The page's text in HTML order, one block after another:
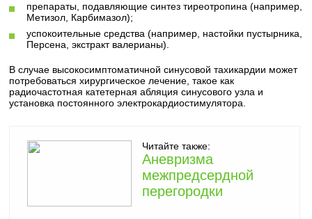
препараты, подавляющие синтез тиреотропина (например,
Метизол, Карбимазол);
успокоительные средства (например, настойки пустырника,
Персена, экстракт валерианы).
В случае высокосимптоматичной синусовой тахикардии может
потребоваться хирургическое лечение, такое как
радиочастотная катетерная абляция синусового узла и
установка постоянного электрокардиостимулятора.
Читайте также:
Аневризма
межпредсердной
перегородки